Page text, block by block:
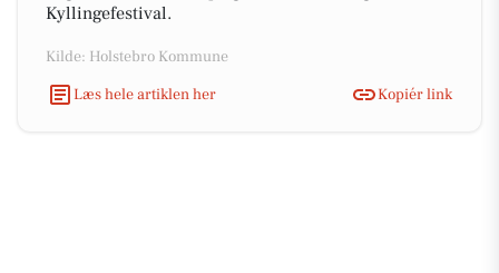
Kyllingefestival.
Kilde: Holstebro Kommune
Læs hele artiklen her
Kopiér link